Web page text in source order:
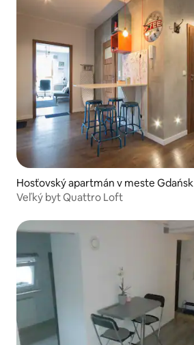
Hosťovský apartmán v meste Gdańsk
Veľký byt Quattro Loft